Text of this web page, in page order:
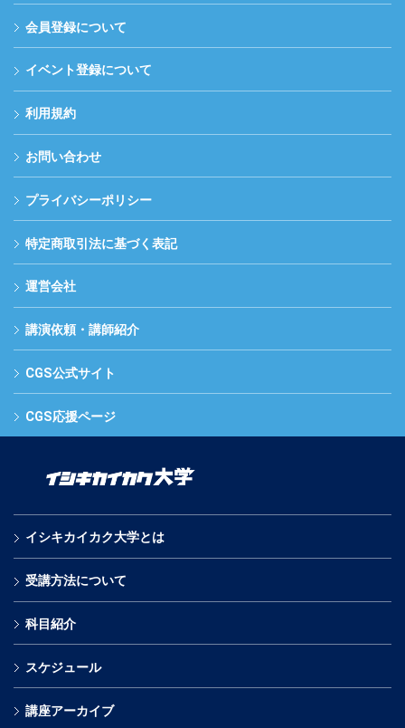
会員登録について
イベント登録について
利用規約
お問い合わせ
プライバシーポリシー
特定商取引法に基づく表記
運営会社
講演依頼・講師紹介
CGS公式サイト
CGS応援ページ
イシキカイカク大学とは
受講方法について
科目紹介
スケジュール
講座アーカイブ